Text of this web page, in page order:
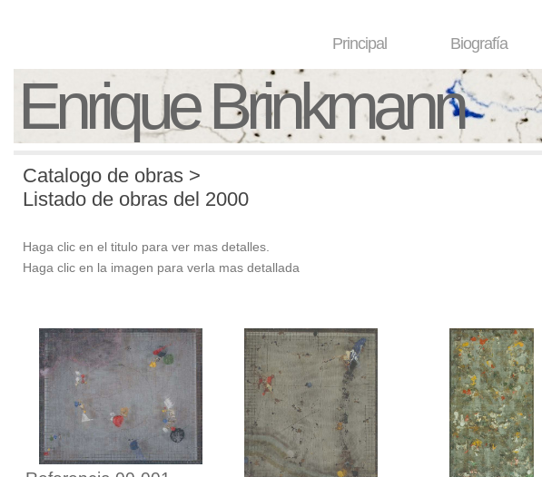
Principal Biografía
Enrique Brinkmann
Catalogo de obras >
Listado de obras del 2000
Haga clic en el titulo para ver mas detalles.
Haga clic en la imagen para verla mas detallada